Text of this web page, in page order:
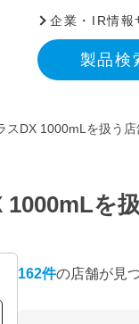
企業・IR情報
製品検
スDX 1000mLを扱う
を
162件の店舗が見